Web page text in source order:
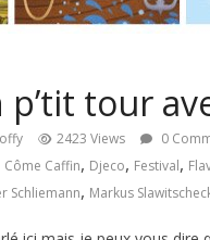
p’tit tour
2423 Views 0
Côme Caffin, Djeco, Festival,
Schliemann, Markus